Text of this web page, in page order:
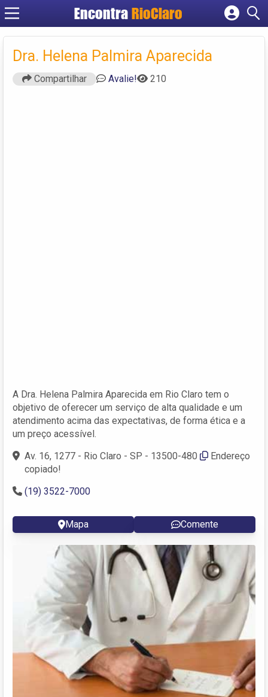
Encontra RioClaro
Cadastrar empresa
Criar conta
Dra. Helena Palmira Aparecida
Compartilhar Avalie! 210
A Dra. Helena Palmira Aparecida em Rio Claro tem o
objetivo de oferecer um serviço de alta qualidade e um
atendimento acima das expectativas, de forma ética e a
um preço acessível.
Av. 16, 1277 - Rio Claro - SP - 13500-480
Endereço
copiado!
(19) 3522-7000
Mapa Comente